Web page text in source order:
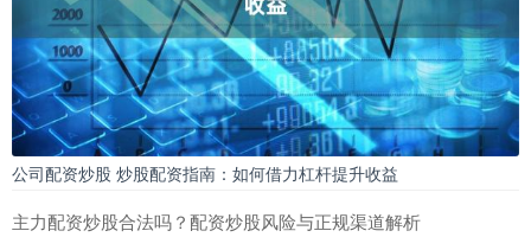
公司配资炒股 炒股配资指南：如何借力杠杆提升收益
主力配资炒股合法吗？配资炒股风险与正规渠道解析